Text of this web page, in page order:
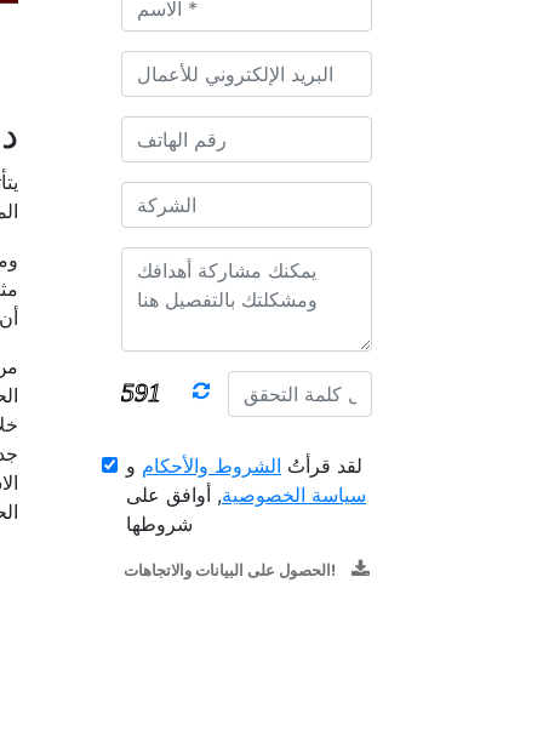
لقد قرأتُ الشروط والأحكام و
سياسة الخصوصية, أوافق على
شروطها
الحصول على البيانات والاتجاهات!